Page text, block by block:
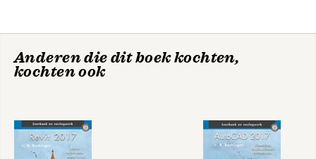
Basisboek AutoCAD
2026
AutoCAD 2021 -
8 Veranderen 359
11 Kolommen en balken 489
12 Staalbouw 527
13 Betonnen kolomskelet 585
Anderen die dit boek kochten,
kochten ook